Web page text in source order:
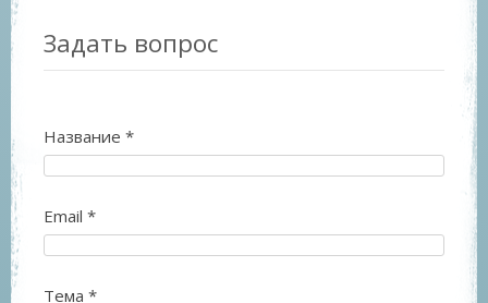
Задать вопрос
Название *
Email *
Тема *